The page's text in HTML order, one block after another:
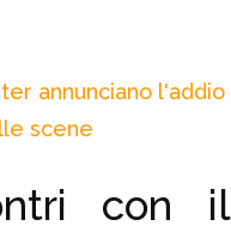
con il